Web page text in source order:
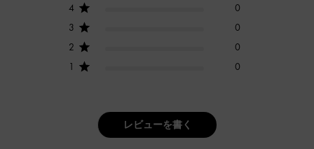
4
0
3
0
2
0
1
0
レビューを書く